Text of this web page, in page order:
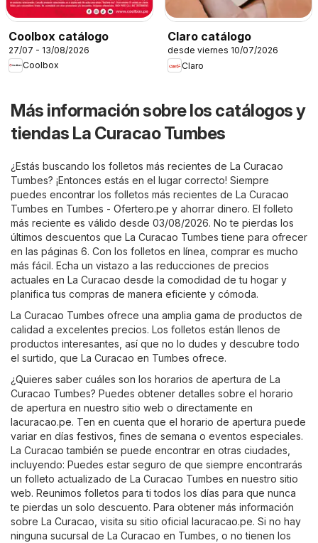
Coolbox catálogo
27/07 - 13/08/2026
Coolbox
Claro catálogo
desde viernes 10/07/2026
Claro
Más información sobre los catálogos y
tiendas La Curacao Tumbes
¿Estás buscando los folletos más recientes de La Curacao
Tumbes? ¡Entonces estás en el lugar correcto! Siempre
puedes encontrar los folletos más recientes de La Curacao
Tumbes en Tumbes - Ofertero.pe y ahorrar dinero. El folleto
más reciente es válido desde 03/08/2026. No te pierdas los
últimos descuentos que La Curacao Tumbes tiene para ofrecer
en las páginas 6. Con los folletos en línea, comprar es mucho
más fácil. Echa un vistazo a las reducciones de precios
actuales en La Curacao desde la comodidad de tu hogar y
planifica tus compras de manera eficiente y cómoda.
La Curacao Tumbes ofrece una amplia gama de productos de
calidad a excelentes precios. Los folletos están llenos de
productos interesantes, así que no lo dudes y descubre todo
el surtido, que La Curacao en Tumbes ofrece.
¿Quieres saber cuáles son los horarios de apertura de La
Curacao Tumbes? Puedes obtener detalles sobre el horario
de apertura en nuestro sitio web o directamente en
lacuracao.pe. Ten en cuenta que el horario de apertura puede
variar en días festivos, fines de semana o eventos especiales.
La Curacao también se puede encontrar en otras ciudades,
incluyendo: Puedes estar seguro de que siempre encontrarás
un folleto actualizado de La Curacao Tumbes en nuestro sitio
web. Reunimos folletos para ti todos los días para que nunca
te pierdas un solo descuento. Para obtener más información
sobre La Curacao, visita su sitio oficial
lacuracao.pe. Si no hay
ninguna sucursal de La Curacao en Tumbes, o no tienen los